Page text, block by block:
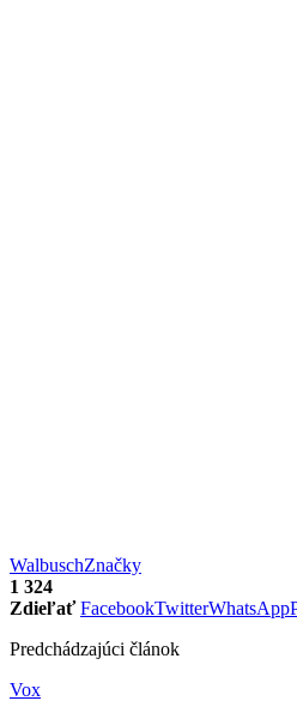
WalbuschZnačky
1 324
Zdieľať FacebookTwitterWhatsApp
Predchádzajúci článok
Vox